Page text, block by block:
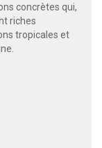
concrètes qui,
riches
tropicales et